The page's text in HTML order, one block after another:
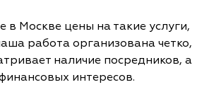
в Москве цены на такие услуги,
работа организована четко,
наличие посредников, а
интересов.